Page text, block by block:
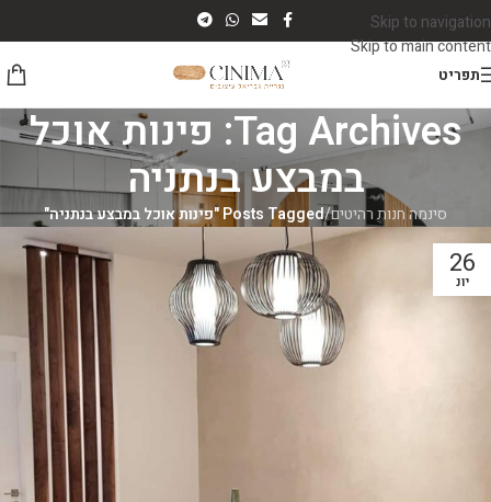
Skip to navigation
Skip to main content
תפריט
Tag Archives: פינות אוכל
במבצע בנתניה
סינמה חנות רהיטים/Posts Tagged "פינות אוכל במבצע בנתניה"
26
יונ